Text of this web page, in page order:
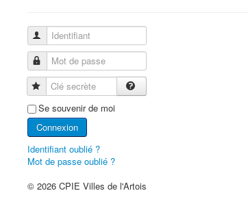
Identifiant
Mot de passe
Clé secrète
Se souvenir de moi
Connexion
Identifiant oublié ?
Mot de passe oublié ?
© 2026 CPIE Villes de l'Artois